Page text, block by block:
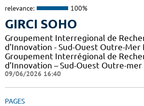
relevance: 100%
GIRCI SOHO
Groupement Interregional de
d'Innovation - Sud-Ouest Outre-Mer
Groupement Interrégional de
d’Innovation – Sud-Ouest Outre-
09/06/2026 16:40
PAGES